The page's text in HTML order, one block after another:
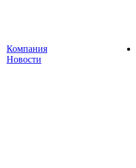
Компания
Новости